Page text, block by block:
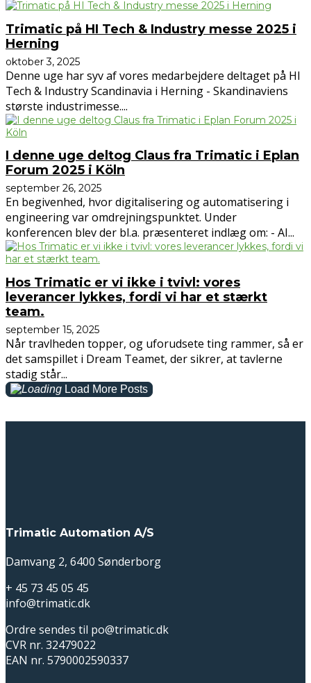
Trimatic på HI Tech & Industry messe 2025 i
Herning
oktober 3, 2025
Denne uge har syv af vores medarbejdere deltaget på HI
Tech & Industry Scandinavia i Herning - Skandinaviens
største industrimesse....
I denne uge deltog Claus fra Trimatic i Eplan
Forum 2025 i Köln
september 26, 2025
En begivenhed, hvor digitalisering og automatisering i
engineering var omdrejningspunktet. Under
konferencen blev der bl.a. præsenteret indlæg om: - AI...
Hos Trimatic er vi ikke i tvivl: vores
leverancer lykkes, fordi vi har et stærkt
team.
september 15, 2025
Når travlheden topper, og uforudsete ting rammer, så er
det samspillet i Dream Teamet, der sikrer, at tavlerne
stadig står...
Load More Posts
Trimatic Automation A/S
Damvang 2, 6400 Sønderborg
+ 45 73 45 05 45
info@trimatic.dk
Ordre sendes til po@trimatic.dk
CVR nr. 32479022
EAN nr. 5790002590337